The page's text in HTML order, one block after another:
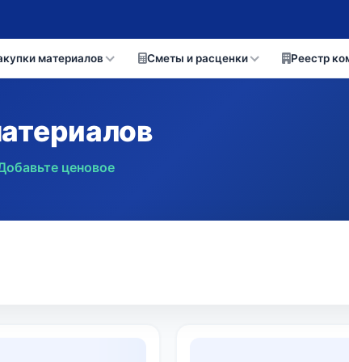
материалов Сметы и расценки Реестр
ценовое